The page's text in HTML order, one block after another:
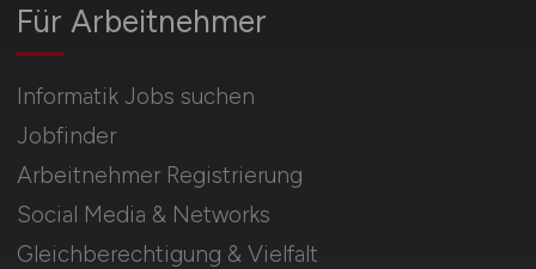
Für Arbeitnehmer
Informatik Jobs suchen
Jobfinder
Arbeitnehmer Registrierung
Social Media & Networks
Gleichberechtigung & Vielfalt